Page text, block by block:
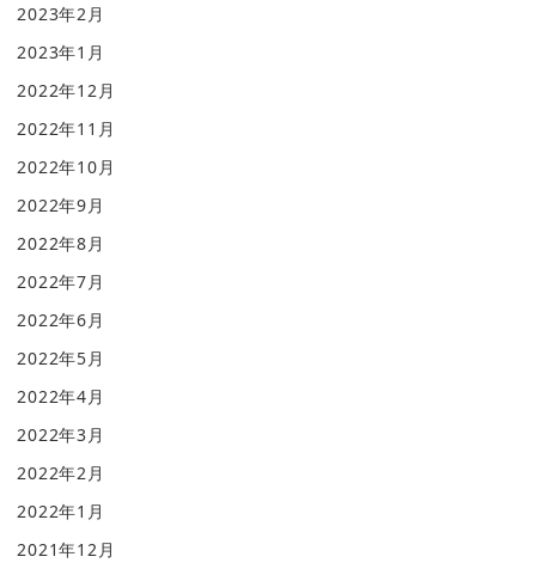
2023年2月
2023年1月
2022年12月
2022年11月
2022年10月
2022年9月
2022年8月
2022年7月
2022年6月
2022年5月
2022年4月
2022年3月
2022年2月
2022年1月
2021年12月